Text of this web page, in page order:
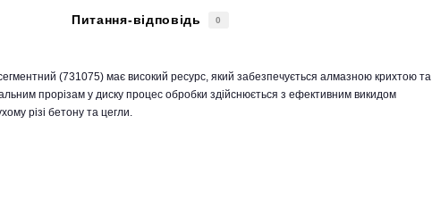
Питання-відповідь 0
(731075) має високий ресурс, який забезпечується алмазною крихтою та
прорізам у диску процес обробки здійснюється з ефективним викидом
різі бетону та цегли.